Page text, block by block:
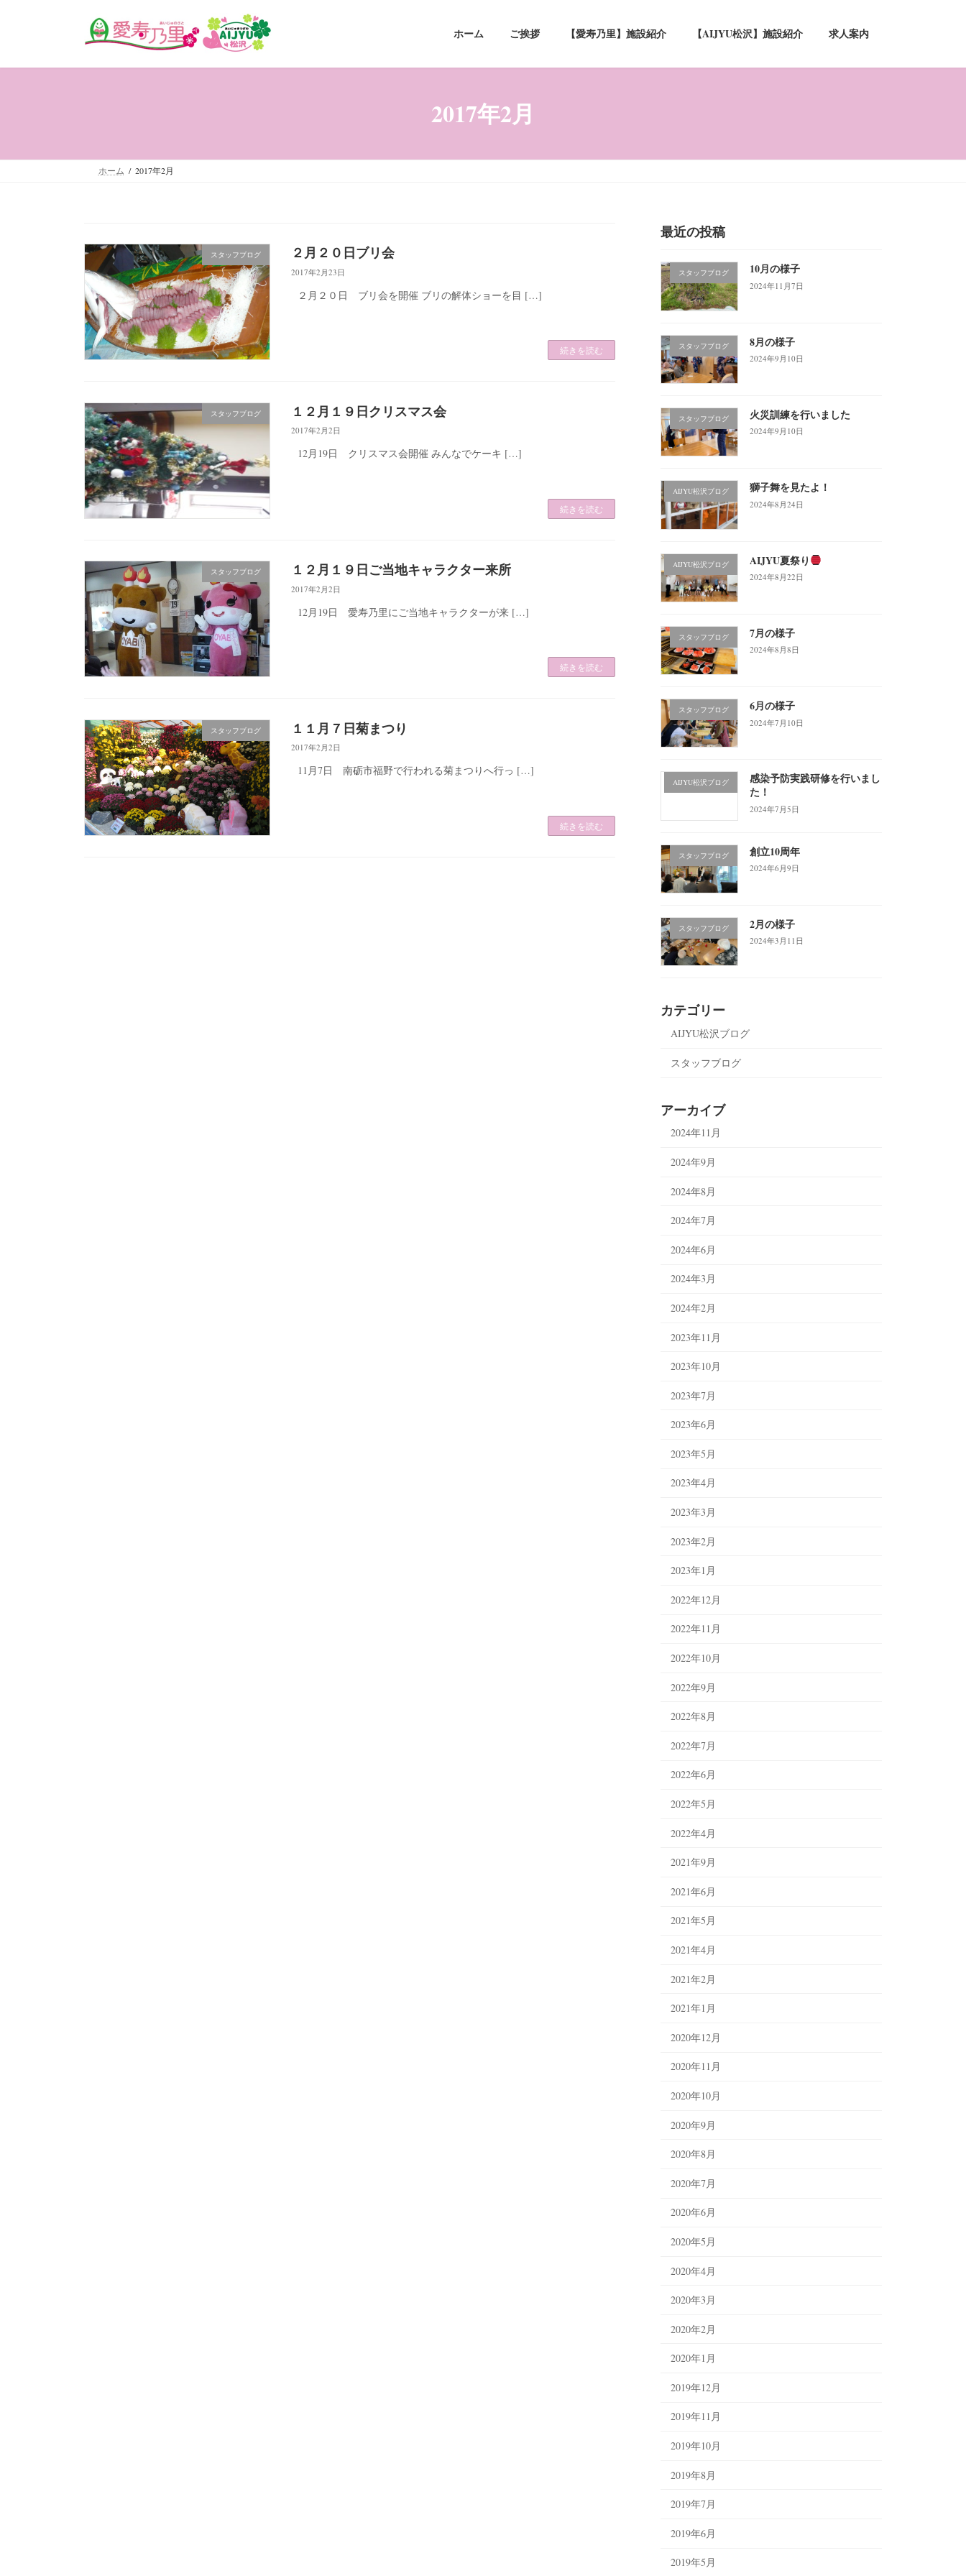
ホーム ご挨拶 【愛寿乃里】施設紹介 【AIJYU松沢】施設紹介 求人案内
2017年2月
ホーム 2017年2月
スタッフブログ ２月２０日ブリ会
2017年2月23日
２月２０日 ブリ会を開催 ブリの解体ショーを目 […]
続きを読む
スタッフブログ １２月１９日クリスマス会
2017年2月2日
12月19日 クリスマス会開催 みんなでケーキ […]
続きを読む
スタッフブログ １２月１９日ご当地キャラクター来所
2017年2月2日
12月19日 愛寿乃里にご当地キャラクターが来 […]
続きを読む
スタッフブログ １１月７日菊まつり
2017年2月2日
11月7日 南砺市福野で行われる菊まつりへ行っ […]
続きを読む
最近の投稿
スタッフブログ 10月の様子
2024年11月7日
スタッフブログ 8月の様子
2024年9月10日
スタッフブログ 火災訓練を行いました
2024年9月10日
AIJYU松沢ブログ 獅子舞を見たよ！
2024年8月24日
AIJYU松沢ブログ AIJYU夏祭り
2024年8月22日
スタッフブログ 7月の様子
2024年8月8日
スタッフブログ 6月の様子
2024年7月10日
AIJYU松沢ブログ
感染予防実践研修を行いまし
た！
2024年7月5日
スタッフブログ 創立10周年
2024年6月9日
スタッフブログ 2月の様子
2024年3月11日
カテゴリー
AIJYU松沢ブログ
スタッフブログ
アーカイブ
2024年11月
2024年9月
2024年8月
2024年7月
2024年6月
2024年3月
2024年2月
2023年11月
2023年10月
2023年7月
2023年6月
2023年5月
2023年4月
2023年3月
2023年2月
2023年1月
2022年12月
2022年11月
2022年10月
2022年9月
2022年8月
2022年7月
2022年6月
2022年5月
2022年4月
2021年9月
2021年6月
2021年5月
2021年4月
2021年2月
2021年1月
2020年12月
2020年11月
2020年10月
2020年9月
2020年8月
2020年7月
2020年6月
2020年5月
2020年4月
2020年3月
2020年2月
2020年1月
2019年12月
2019年11月
2019年10月
2019年8月
2019年7月
2019年6月
2019年5月